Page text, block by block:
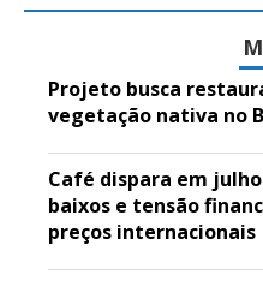
Projeto busca
vegetação nativa no
Café dispara em
baixos e tensão
preços internacionais